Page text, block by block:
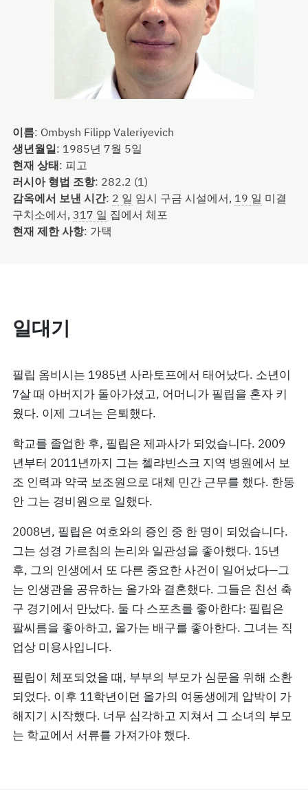
이름: Ombysh Filipp Valeriyevich
생년월일: 1985년 7월 5일
현재 상태: 피고
러시아 형법 조항: 282.2 (1)
감옥에서 보낸 시간: 2 일 임시 구금 시설에서, 19 일 미결
구치소에서, 317 일 집에서 체포
현재 제한 사항: 가택
일대기
필립 옴비시는 1985년 사라토프에서 태어났다. 소년이
7살 때 아버지가 돌아가셨고, 어머니가 필립을 혼자 키
웠다. 이제 그녀는 은퇴했다.
학교를 졸업한 후, 필립은 제과사가 되었습니다. 2009
년부터 2011년까지 그는 첼랴빈스크 지역 병원에서 보
조 인력과 약국 보조원으로 대체 민간 근무를 했다. 한동
안 그는 경비원으로 일했다.
2008년, 필립은 여호와의 증인 중 한 명이 되었습니다.
그는 성경 가르침의 논리와 일관성을 좋아했다. 15년
후, 그의 인생에서 또 다른 중요한 사건이 일어났다—그
는 인생관을 공유하는 올가와 결혼했다. 그들은 친선 축
구 경기에서 만났다. 둘 다 스포츠를 좋아한다: 필립은
팔씨름을 좋아하고, 올가는 배구를 좋아한다. 그녀는 직
업상 미용사입니다.
필립이 체포되었을 때, 부부의 부모가 심문을 위해 소환
되었다. 이후 11학년이던 올가의 여동생에게 압박이 가
해지기 시작했다. 너무 심각하고 지쳐서 그 소녀의 부모
는 학교에서 서류를 가져가야 했다.